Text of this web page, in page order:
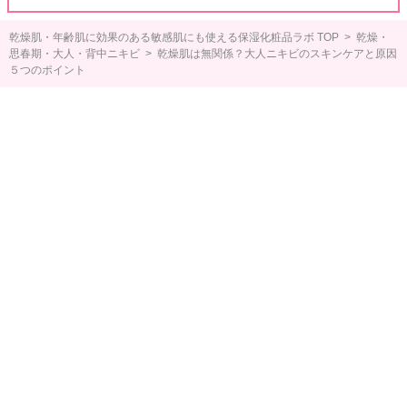
乾燥肌・年齢肌に効果のある敏感肌にも使える保湿化粧品ラボ TOP > 乾燥・
思春期・大人・背中ニキビ > 乾燥肌は無関係？大人ニキビのスキンケアと原因
５つのポイント